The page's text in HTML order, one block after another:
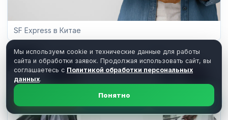
SF Express в Китае
Мы используем cookie и технические данные для работы
сайта и обработки заявок. Продолжая использовать сайт, вы
соглашаетесь с Политикой обработки персональных
данных.
Понятно